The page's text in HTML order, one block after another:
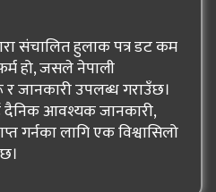
संचालित हुलाक पत्र डट कम
हो, जसले नेपाली
जानकारी उपलब्ध गराउँछ।
दैनिक आवश्यक जानकारी,
गर्नका लागि एक विश्वासिलो